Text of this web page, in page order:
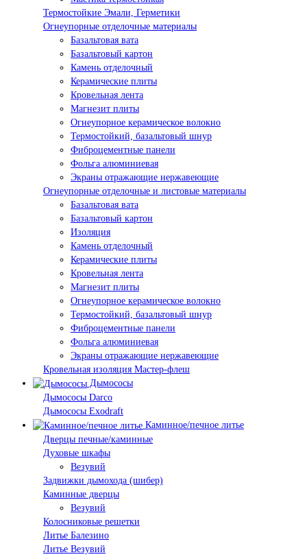
Термостойкие Эмали, Герметики
Огнеупорные отделочные материалы
Базальтовая вата
Базальтовый картон
Камень отделочный
Керамические плиты
Кровельная лента
Магнезит плиты
Огнеупорное керамическое волокно
Термостойкий, базальтовый шнур
Фиброцементные панели
Фольга алюминиевая
Экраны отражающие нержавеющие
Огнеупорные отделочные и листовые материалы
Базальтовая вата
Базальтовый картон
Изоляция
Камень отделочный
Керамические плиты
Кровельная лента
Магнезит плиты
Огнеупорное керамическое волокно
Термостойкий, базальтовый шнур
Фиброцементные панели
Фольга алюминиевая
Экраны отражающие нержавеющие
Кровельная изоляция Мастер-флеш
Дымососы
Дымососы Darco
Дымососы Exodraft
Каминное/печное литье
Дверцы печные/каминные
Духовые шкафы
Везувий
Задвижки дымохода (шибер)
Каминные дверцы
Везувий
Колосниковые решетки
Литье Балезино
Литье Везувий